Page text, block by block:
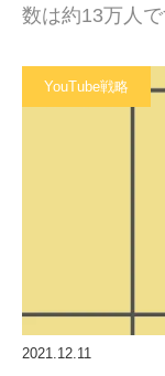
数は約13万人
YouTube戦略
2021.12.11